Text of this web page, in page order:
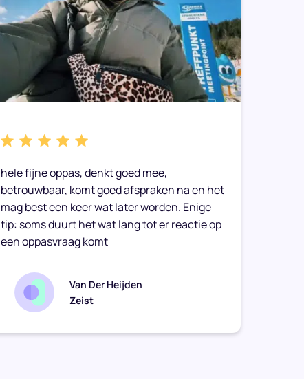
hele fijne oppas, denkt goed mee,
betrouwbaar, komt goed afspraken na en het
mag best een keer wat later worden. Enige
tip: soms duurt het wat lang tot er reactie op
een oppasvraag komt
Van Der Heijden
Zeist